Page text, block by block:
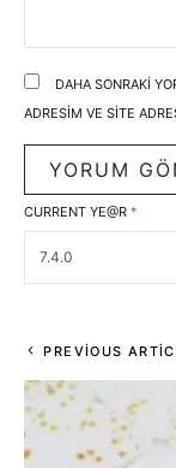
DAHA SONRAKI
ADRESIM VE SITE
CURRENT YE@R *
PREVIOUS